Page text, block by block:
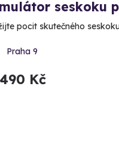
seskoku
pocit skutečného
Praha 9
Kč